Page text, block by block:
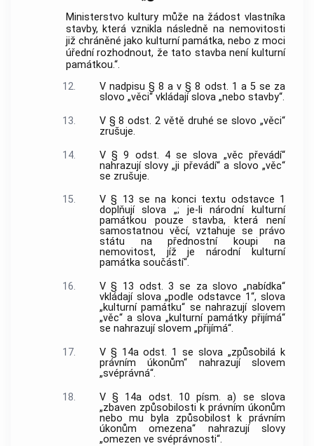
Ministerstvo kultury může na žádost vlastníka
stavby, která vznikla následně na nemovitosti
již chráněné jako kulturní památka, nebo z moci
úřední rozhodnout, že tato stavba není kulturní
památkou.“.
12.
V nadpisu § 8 a v § 8 odst. 1 a 5 se za
slovo „věci“ vkládají slova „nebo stavby“.
13.
V § 8 odst. 2 větě druhé se slovo „věci“
zrušuje.
14.
V § 9 odst. 4 se slova „věc převádí“
nahrazují slovy „ji převádí“ a slovo „věc“
se zrušuje.
15.
V § 13 se na konci textu odstavce 1
doplňují slova „; je-li národní kulturní
památkou pouze stavba, která není
samostatnou věcí, vztahuje se právo
státu na přednostní koupi na
nemovitost, jíž je národní kulturní
památka součástí“.
16.
V § 13 odst. 3 se za slovo „nabídka“
vkládají slova „podle odstavce 1“, slova
„kulturní památku“ se nahrazují slovem
„věc“ a slova „kulturní památky přijímá“
se nahrazují slovem „přijímá“.
17.
V § 14a odst. 1 se slova „způsobilá k
právním úkonům“ nahrazují slovem
„svéprávná“.
18.
V § 14a odst. 10 písm. a) se slova
„zbaven způsobilosti k právním úkonům
nebo mu byla způsobilost k právním
úkonům omezena“ nahrazují slovy
„omezen ve svéprávnosti“.